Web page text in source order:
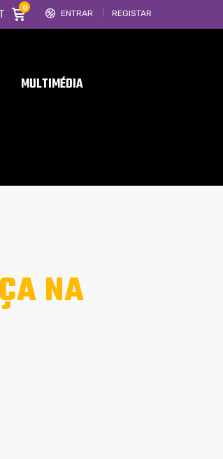
ENTRAR REGISTAR
0
MULTIMÉDIA
NA